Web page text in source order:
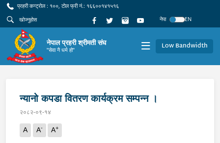
प्रहरी कन्ट्रोल : १००, टोल फ्री नं.: १६६००१४१५१६
नेपा
EN
नेपाल प्रहरी श्रीमती संघ
"सेवा नै धर्म हो" Low Bandwidth
न्यानो कपडा वितरण कार्यक्रम सम्पन्न ।
२०८२-०९-१४
A A- A+